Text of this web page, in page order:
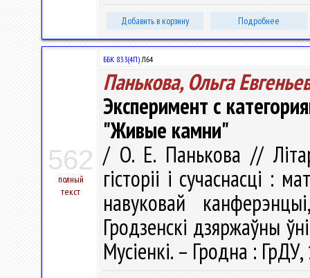
Добавить в корзину Подробнее
562
полный
текст
ББК 83.3(4П)Л64
Панькова, Ольга
Эксперимент с
"Живые камни"
/ О. Е. Панькова //
гісторіі і сучаснасці :
навуковай
Гродзенскi дзяржаўны
Мусіенкі. – Гродна :